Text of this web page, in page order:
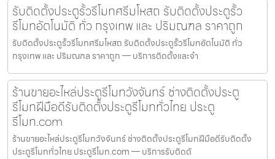
รับติดตั้งประตูรั้วรีโมทศรีมโหสถ รับติดตั้งประตูรั้ว
รีโมทอัตโนมัติ ทั่ว กรุงเทพ และ ปริมณฑล ราคาถูก
รับติดตั้งประตูรั้วรีโมทศรีมโหสถ รับติดตั้งประตูรั้วรีโมทอัตโนมัติ ทั่ว
กรุงเทพ และ ปริมณฑล ราคาถูก — บริการติดตั้งและจำ
ร้านขายอะไหล่ประตูรีโมทวังจันทร์ ช่างติดตั้งประตู
รีโมทฝีมือดีรับติดตั้งประตูรีโมททั่วไทย ประตู
รีโมท.com
ร้านขายอะไหล่ประตูรีโมทวังจันทร์ ช่างติดตั้งประตูรีโมทฝีมือดีรับติดตั้ง
ประตูรีโมททั่วไทย ประตูรีโมท.com — บริการรับติดตั